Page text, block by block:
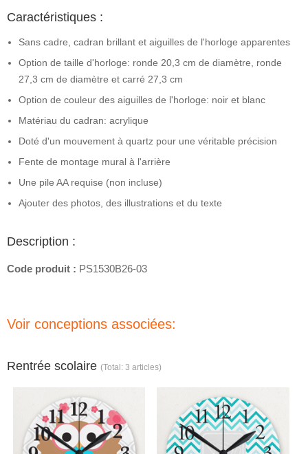
Caractéristiques :
Sans cadre, cadran brillant et aiguilles de l'horloge apparentes
Option de taille d'horloge: ronde 20,3 cm de diamètre, ronde
27,3 cm de diamètre et carré 27,3 cm
Option de couleur des aiguilles de l'horloge: noir et blanc
Matériau du cadran: acrylique
Doté d'un mouvement à quartz pour une véritable précision
Fente de montage mural à l'arrière
Une pile AA requise (non incluse)
Ajouter des photos, des illustrations et du texte
Description :
Code produit : PS1530B26-03
Voir conceptions associées:
Rentrée scolaire (Total: 3 articles)